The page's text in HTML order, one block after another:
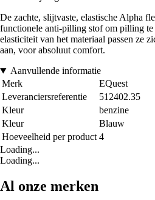
De zachte, slijtvaste, elastische Alpha
functionele anti-pilling stof om pilling
elasticiteit van het materiaal passen ze
aan, voor absoluut comfort.
Aanvullende informatie
Merk
EQuest
Leveranciersreferentie
512402.35
Kleur
benzine
Kleur
Blauw
Hoeveelheid per product 4
Loading...
Loading...
Al onze merken